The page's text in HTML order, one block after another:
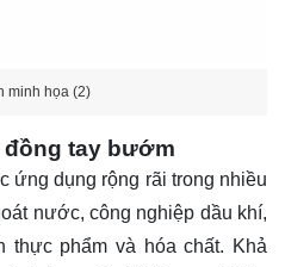
minh họa (2)
tay bướm
ứng dụng rộng rãi trong nhiều
nước, công nghiệp dầu khí,
thực phẩm và hóa chất. Khả